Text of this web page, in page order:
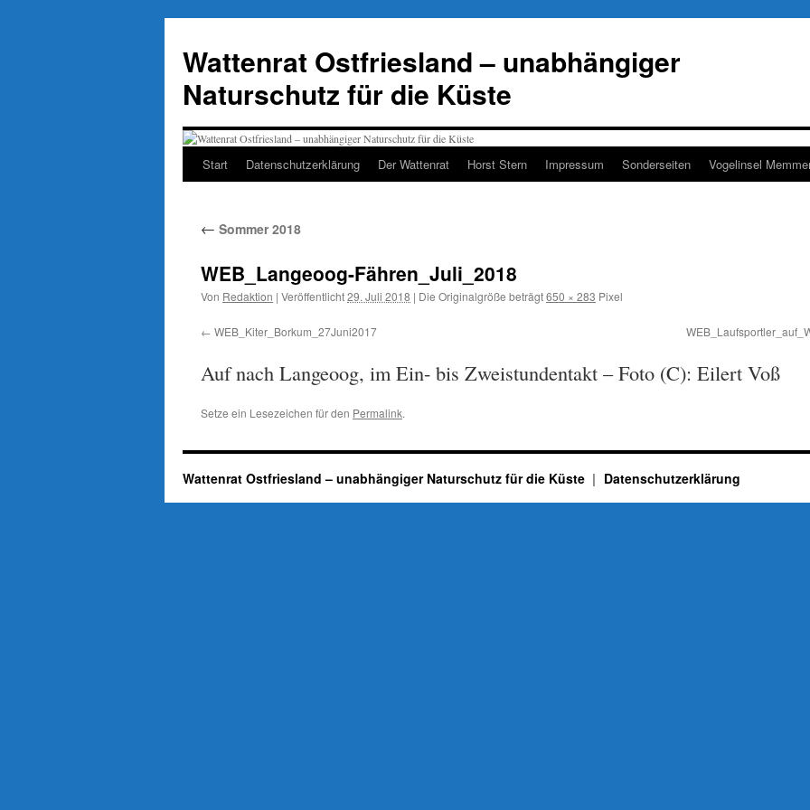
springen
Wattenrat Ostfriesland – unabhängiger
Naturschutz für die Küste
Start Datenschutzerklärung Der Wattenrat Horst Stern Impressum Sonderseiten Vogelinsel
← Sommer 2018
WEB_Langeoog-Fähren_Juli_2018
Von Redaktion | Veröffentlicht29. Juli 2018 | Die Originalgröße beträgt650 × 283 Pixel
WEB_Kiter_Borkum_27Juni2017
Auf nach Langeoog, im Ein- bis Zweistundentakt – Foto (C): Eilert Voß
Setze ein Lesezeichen für den Permalink.
Wattenrat Ostfriesland – unabhängiger Naturschutz für die Küste Datenschutzerklärung